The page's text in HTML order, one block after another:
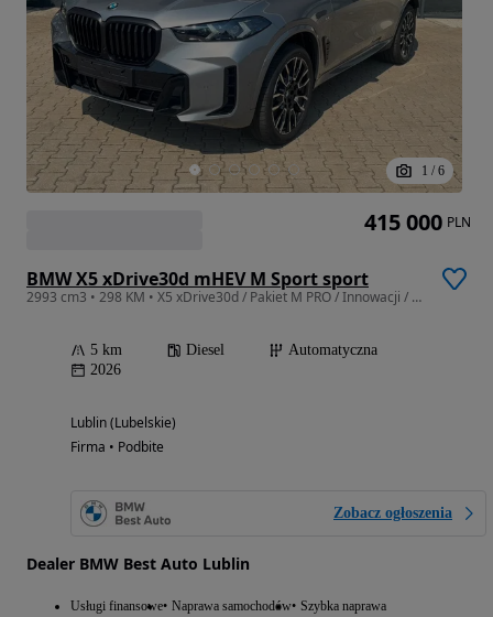
1 / 6
BMW X5 xDrive30d mHEV M Sport sport
2993 cm3 • 298 KM • X5 xDrive30d / Pakiet M PRO / Innowacji / Comfort / Hak / 2026
5 km Diesel
Automatyczna
2026
Lublin (Lubelskie)
Firma • Podbite
Zobacz ogłoszenia
Dealer BMW Best Auto Lublin
Usługi finansowe Naprawa samochodów Szybka naprawa
415 000 PLN